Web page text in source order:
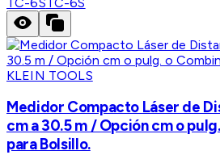
KLEIN TOOLS
Medidor Compacto Láser de
cm a 30.5 m / Opción cm o
para Bolsillo.